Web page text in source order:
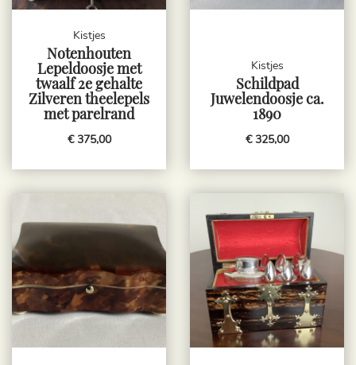
Kistjes
Notenhouten
Lepeldoosje met
twaalf 2e gehalte
Zilveren theelepels
met parelrand
€ 375,00
Kistjes
Schildpad
Juwelendoosje ca.
1890
€ 325,00